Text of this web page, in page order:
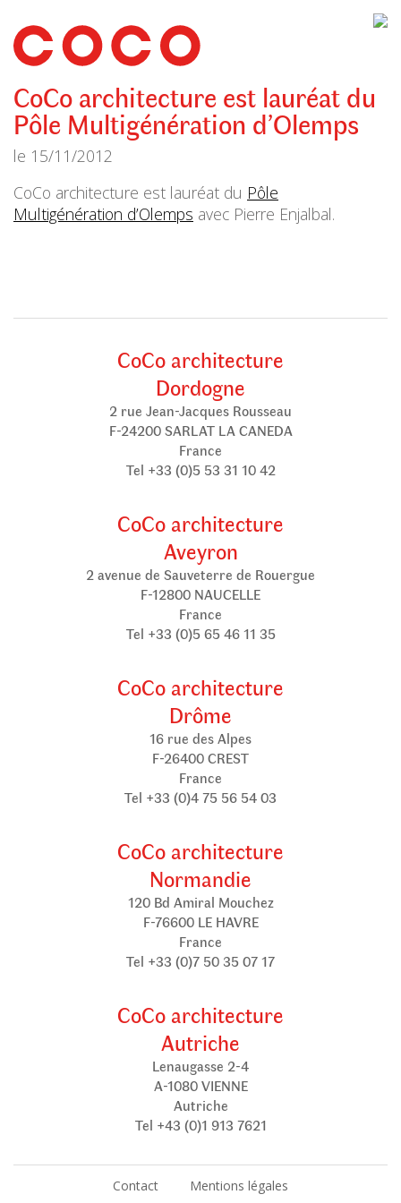
CoCo
Architecture
architecture,
urbanisme,
etc.
CoCo architecture est lauréat du
Pôle Multigénération d’Olemps
le 15/11/2012
CoCo architecture est lauréat du Pôle
Multigénération d’Olemps avec Pierre Enjalbal.
CoCo architecture
Dordogne
2 rue Jean-Jacques Rousseau
F-24200 SARLAT LA CANEDA
France
Tel +33 (0)5 53 31 10 42
CoCo architecture
Aveyron
2 avenue de Sauveterre de Rouergue
F-12800 NAUCELLE
France
Tel +33 (0)5 65 46 11 35
CoCo architecture
Drôme
16 rue des Alpes
F-26400 CREST
France
Tel +33 (0)4 75 56 54 03
CoCo architecture
Normandie
120 Bd Amiral Mouchez
F-76600 LE HAVRE
France
Tel +33 (0)7 50 35 07 17
CoCo architecture
Autriche
Lenaugasse 2-4
A-1080 VIENNE
Autriche
Tel +43 (0)1 913 7621
Contact Mentions légales